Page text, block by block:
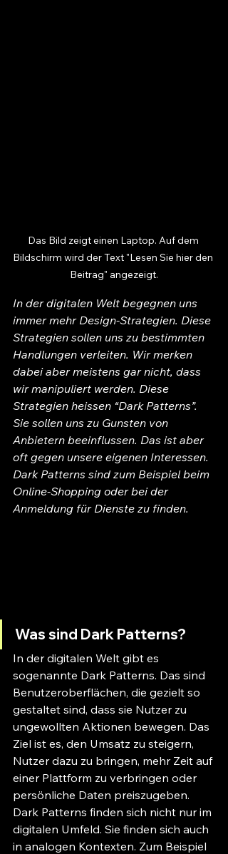
Das Bild zeigt einen Laptop. Auf dem
Bildschirm wird der Text "Lesen Sie hier den
Beitrag" angezeigt.
In der digitalen Welt begegnen uns
immer mehr Design-Strategien. Diese
Strategien sollen uns zu bestimmten
Handlungen verleiten. Wir merken
dabei aber meistens gar nicht, dass
wir manipuliert werden. Diese
Strategien heissen “Dark Patterns”.
Sie sollen uns zu Gunsten von
Anbietern beeinflussen. Das ist aber
oft gegen unsere eigenen Interessen.
Dark Patterns sind zum Beispiel beim
Online-Shopping oder bei der
Anmeldung für Dienste zu finden.
Was sind Dark Patterns?
In der digitalen Welt gibt es
sogenannte Dark Patterns. Das sind
Benutzeroberflächen, die gezielt so
gestaltet sind, dass sie Nutzer zu
ungewollten Aktionen bewegen. Das
Ziel ist es, den Umsatz zu steigern,
Nutzer dazu zu bringen, mehr Zeit auf
einer Plattform zu verbringen oder
persönliche Daten preiszugeben.
Dark Patterns finden sich nicht nur im
digitalen Umfeld. Sie finden sich auch
in analogen Kontexten. Zum Beispiel